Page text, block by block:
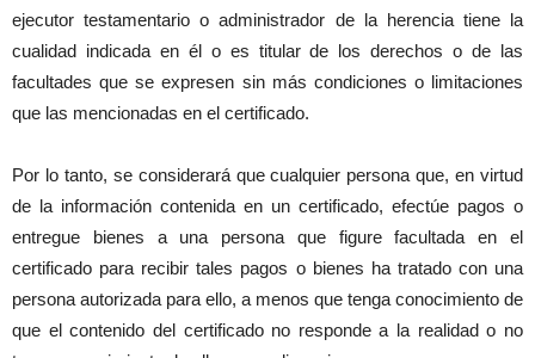
ejecutor testamentario o administrador de la herencia tiene la
cualidad indicada en él o es titular de los derechos o de las
facultades que se expresen sin más condiciones o limitaciones
que las mencionadas en el certificado.
Por lo tanto, se considerará que cualquier persona que, en virtud
de la información contenida en un certificado, efectúe pagos o
entregue bienes a una persona que figure facultada en el
certificado para recibir tales pagos o bienes ha tratado con una
persona autorizada para ello, a menos que tenga conocimiento de
que el contenido del certificado no responde a la realidad o no